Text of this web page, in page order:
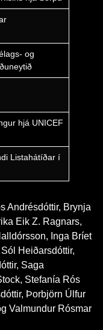
og
hjá UNICEF
Listahátíðar í
Andrésdóttir, Brynja
Eik Z. Ragnars,
Inga Bríet
Heiðarsdóttir,
Saga
Stefanía Rós
Þorbjörn Úlfur
Valmundur Rósmar